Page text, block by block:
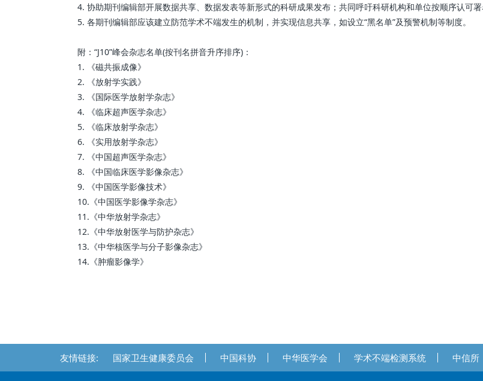
4. 协助期刊编辑部开展数据共享、数据发表等新形式的科研成果发布；共同呼吁科研机构和单位按顺序认可署
5. 各期刊编辑部应该建立防范学术不端发生的机制，并实现信息共享，如设立“黑名单”及预警机制等制度。
附：“J10”峰会杂志名单(按刊名拼音升序排序)：
1. 《磁共振成像》
2. 《放射学实践》
3. 《国际医学放射学杂志》
4. 《临床超声医学杂志》
5. 《临床放射学杂志》
6. 《实用放射学杂志》
7. 《中国超声医学杂志》
8. 《中国临床医学影像杂志》
9. 《中国医学影像技术》
10.《中国医学影像学杂志》
11.《中华放射学杂志》
12.《中华放射医学与防护杂志》
13.《中华核医学与分子影像杂志》
14.《肿瘤影像学》
友情链接: 国家卫生健康委员会 中国科协 中华医学会 学术不端检测系统 中信所